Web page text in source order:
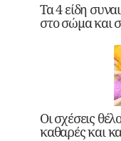
Τα 4 είδη
στο σώμα και
Οι σχέσεις
καθαρές και